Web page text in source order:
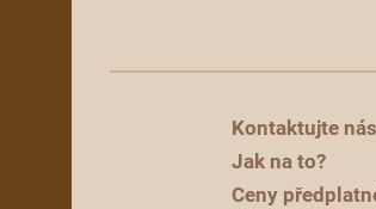
Kontaktujte nás
Jak na to?
Ceny